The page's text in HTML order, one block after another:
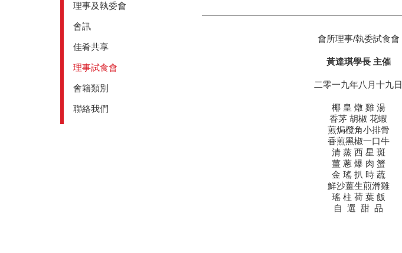
理事及執委會
會訊
佳肴共享
理事試食會
會籍類別
聯絡我們
會所理事/執委試食會
黃達琪學長 主催
二零一九年八月十九日
椰 皇 燉 雞 湯
香茅 胡椒 花蝦
煎焗欖角小排骨
香煎黑椒一口牛
清 蒸 西 星 斑
薑 蔥 爆 肉 蟹
金 瑤 扒 時 蔬
鮮沙薑生煎滑雞
瑤 柱 荷 葉 飯
自 選 甜 品